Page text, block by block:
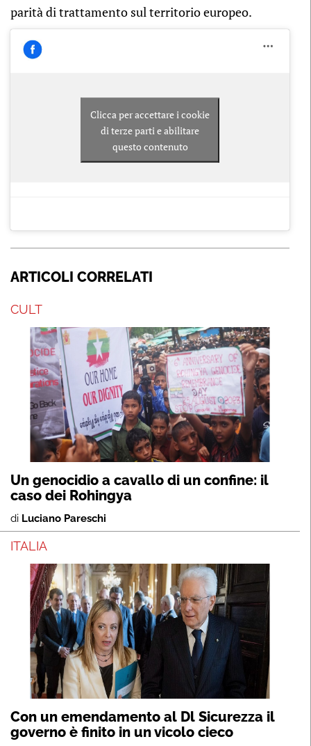
parità di trattamento sul territorio europeo.
Clicca per accettare i cookie
di terze parti e abilitare
questo contenuto
ARTICOLI CORRELATI
CULT
Un genocidio a cavallo di un confine: il
caso dei Rohingya
di Luciano Pareschi
ITALIA
Con un emendamento al Dl Sicurezza il
governo è finito in un vicolo cieco